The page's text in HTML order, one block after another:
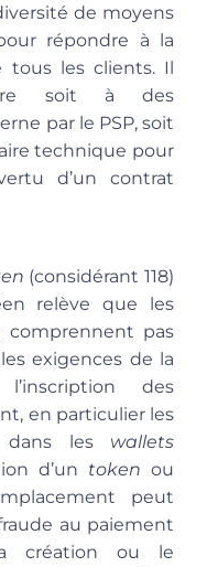
de moyens
répondre à la
tous les clients. Il
soit à des
par le PSP, soit
technique pour
d’un contrat
(considérant 118)
relève que les
pas
exigences de la
des
en particulier les
dans les wallets
d’un token ou
peut
au paiement
création ou le